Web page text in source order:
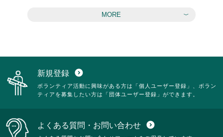
MORE
新規登録 expand_circle_down
ボランティア活動に興味がある方は「個人ユーザー登録」、ボラン
ティアを募集したい方は「団体ユーザー登録」ができます。
よくある質問・お問い合わせ expand_circle_down